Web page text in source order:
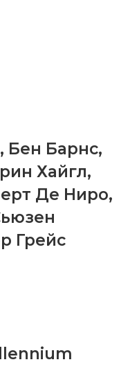
, Бен Барнс,
Хайгл,
Де Ниро,
Грейс